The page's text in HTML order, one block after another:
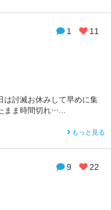
1 11
は討滅お休みして早めに集
まま時間切れ…...
もっと見る
9 22